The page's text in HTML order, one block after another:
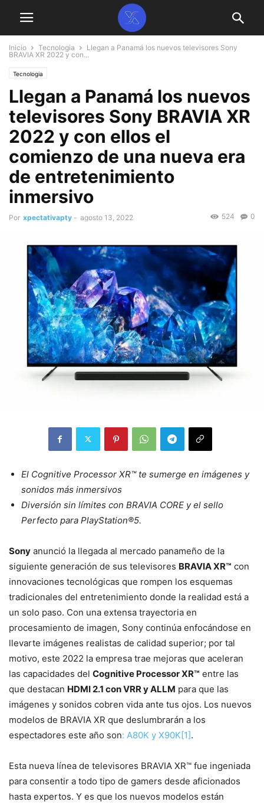
Inicio Tecnologia
Llegan a Panamá los nuevos televisores Sony
BRAVIA XR 2022 y con...
Tecnologia
Llegan a Panamá los nuevos
televisores Sony BRAVIA XR
2022 y con ellos el
comienzo de una nueva era
de entretenimiento
inmersivo
Por xpectativapty - agosto 13, 2022 0
524
El Cognitive Processor XR™ te sumerge en imágenes y
sonidos más inmersivos
Diversión sin límites con BRAVIA CORE y el sello
Perfecto para PlayStation®5.
Sony anunció la llegada al mercado panameño de la
siguiente generación de sus televisores BRAVIA XR™ con
innovaciones tecnológicas que rompen los esquemas
tradicionales del entretenimiento donde la realidad está a
un solo paso. Con una extensa trayectoria en
procesamiento de imagen, Sony continúa enfocándose en
llevarte imágenes realistas de calidad superior; por tal
motivo, este 2022 la empresa trae mejoras que aceleran
las capacidades del Cognitive Processor XR™ entre las
que destacan HDMI 2.1 con VRR y ALLM para que las
imágenes y sonidos cobren vida ante tus ojos. Los nuevos
modelos de BRAVIA XR que deslumbrarán a los
espectadores este año son: A80K y X90K[1].
Esta nueva línea de televisores BRAVIA XR™ fue ingeniada
para consentir a todo tipo de gamers desde aficionados
hasta expertos. Y es que los nuevos modelos están